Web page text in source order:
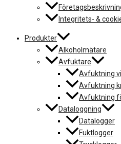
Integritets- &
Produkter
Alkoholmätare
Avfuktare
Avfuktning
Avfuktning
Avfuktning
Dataloggning
Datalogger
Fuktlogger